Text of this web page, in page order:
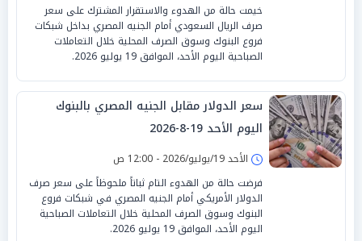
خيمت حالة من الهدوء والاستقرار المشترك على سعر
صرف الريال السعودي أمام الجنيه المصري بداخل شبكات
فروع البنوك وسوق الصرف المحلية خلال التعاملات
الصباحية اليوم الأحد، الموافق 19 يوليو 2026.
سعر الدولار مقابل الجنيه المصري بالبنوك
اليوم الأحد 19-8-2026
الأحد 19/يوليو/2026 - 12:00 ص
فرضت حالة من الهدوء التام ثباتاً ملحوظاً على سعر صرف
الدولار الأمريكي أمام الجنيه المصري في شبكات فروع
البنوك وسوق الصرف المحلية خلال التعاملات الصباحية
اليوم الأحد، الموافق 19 يوليو 2026.